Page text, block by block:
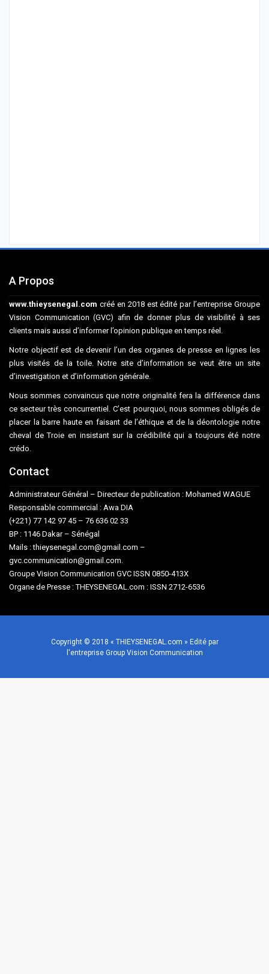
A Propos
www.thieysenegal.com créé en 2018 est édité par l’entreprise Groupe
Vision Communication (GVC) afin de donner plus de visibilité à ses
clients mais aussi d’informer l’opinion publique en temps réel.
Notre objectif est de devenir l’un des organes de presse en lignes les
plus visités de la toile. Notre site d’information se veut être un site
d’investigation et d’information générale.
Nous sommes convaincus que notre originalité fera la différence dans
ce secteur très concurrentiel. C’est pourquoi, nous sommes obligés de
placer la barre haute en faisant de l’éthique et de la déontologie notre
cheval de Troie en insistant sur la crédibilité qui a toujours été notre
crédo.
Contact
Administrateur Général – Directeur de publication : Mohamed WAGUE
Responsable commercial : Awa DIA
(+221) 77 142 97 45 – 76 636 02 33
BP : 1146 Dakar – Sénégal
Mails : thieysenegal.com@gmail.com –
gvc.communication@gmail.com.
Groupe Vision Communication GVC ISSN 0850-413X
Organe de Presse : THEYSENEGAL.com : ISSN 2712-6536
Copyright © 2018 « THIEYSENEGAL.com » Edité par
l'entreprise Group Vision Communication